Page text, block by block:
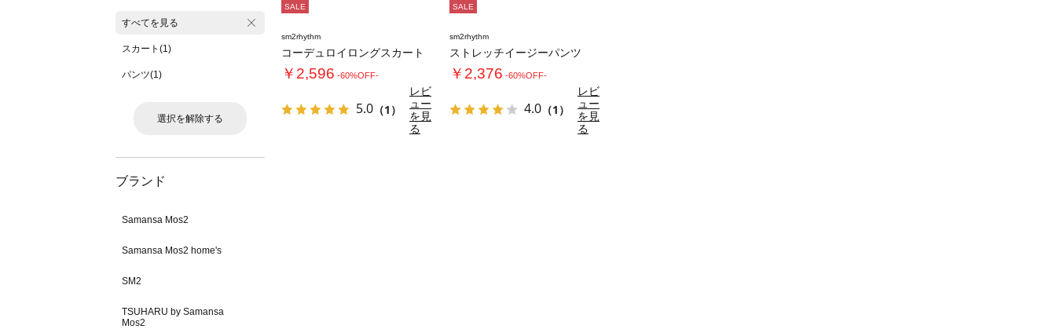
すべてを見る
スカート(1)
パンツ(1)
選択を解除する
ブランド
Samansa Mos2
Samansa Mos2 home's
SM2
TSUHARU by Samansa
Mos2
SALE
sm2rhythm
コーデュロイロングスカート
￥2,596 -60%OFF-
5.0 （1）
レビ
ュー
を見
る
SALE
sm2rhythm
ストレッチイージーパンツ
￥2,376 -60%OFF-
4.0 （1）
レビ
ュー
を見
る